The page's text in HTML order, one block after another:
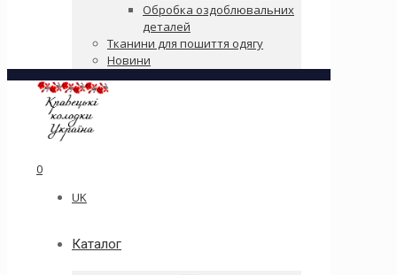
Обробка оздоблювальних
деталей
Тканини для пошиття одягу
Новини
0
UK
Каталог